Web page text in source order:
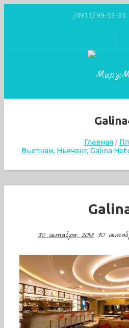
/4912/ 99-53-35
Главная
Вьетнам, Ньячанг, Galina
30 октября, 2018 30